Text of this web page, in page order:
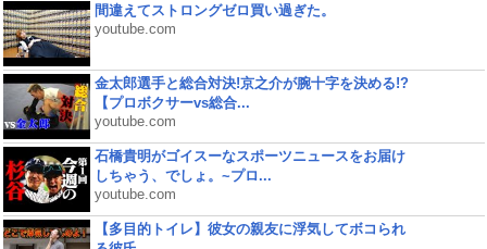
間違えてストロングゼロ買い過ぎた。
youtube.com
金太郎選手と総合対決!京之介が腕十字を決める!?
【プロボクサーvs総合...
youtube.com
石橋貴明がゴイスーなスポーツニュースをお届け
しちゃう、でしょ。~プロ...
youtube.com
【多目的トイレ】彼女の親友に浮気してボコられ